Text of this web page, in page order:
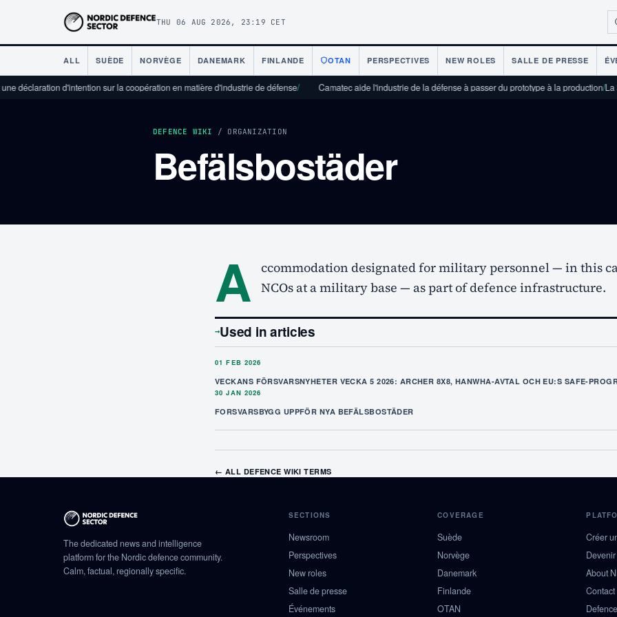
THU 06 AUG 2026, 23:19 CET
ALL SUÈDE NORVÈGE DANEMARK FINLANDE OTAN PERSPECTIVES NEW ROLES SALLE DE PRESSE
déclaration d'intention sur la coopération en matière d'industrie de défense/ Camatec aide l'industrie de la défense à passer du prototype à la production/La
DEFENCE WIKI / ORGANIZATION
Befälsbostäder
A ccommodation designated for military personnel — in this
NCOs at a military base — as part of defence infrastructure.
→Used in articles
01 FEB 2026
VECKANS FÖRSVARSNYHETER VECKA 5 2026: ARCHER 8X8, HANWHA-AVTAL OCH EU:S SAFE-
30 JAN 2026
FORSVARSBYGG UPPFÖR NYA BEFÄLSBOSTÄDER
← ALL DEFENCE WIKI TERMS
The dedicated news and intelligence
platform for the Nordic defence community.
Calm, factual, regionally specific.
SECTIONS
Newsroom
Perspectives
New roles
Salle de presse
Événements
COVERAGE
Suède
Norvège
Danemark
Finlande
OTAN
Créer
About
Contact